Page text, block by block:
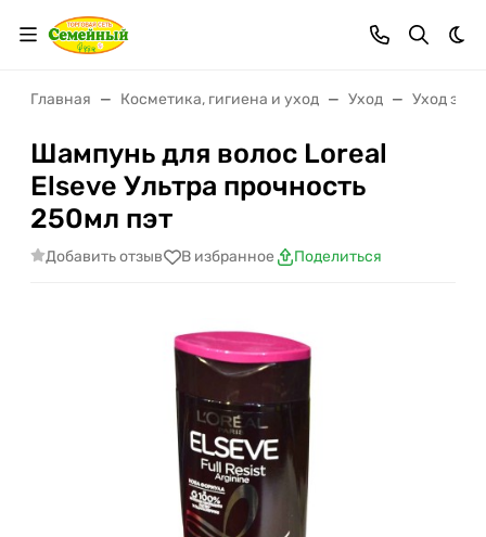
Главная Косметика, гигиена и уход Уход Уход за
Шампунь для волос Loreal
Elseve Ультра прочность
250мл пэт
Добавить отзыв В избранное Поделиться